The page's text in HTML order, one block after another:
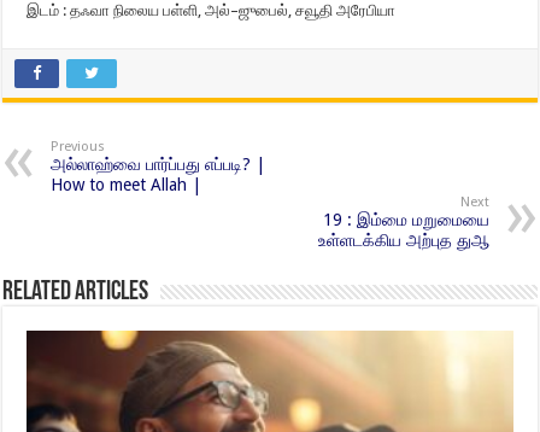
இடம் : தஃவா நிலைய பள்ளி, அல்–ஜுபைல், சவூதி அரேபியா
Previous
அல்லாஹ்வை பார்ப்பது எப்படி? |
How to meet Allah |
Next
19 : இம்மை மறுமையை
உள்ளடக்கிய அற்புத துஆ
Related Articles